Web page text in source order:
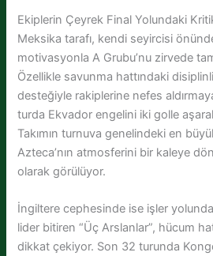
Ekiplerin Çeyrek Final Yolundaki
Meksika tarafı, kendi seyircisi
motivasyonla A Grubu’nu zirvede
Özellikle savunma hattındaki
desteğiyle rakiplerine nefes
turda Ekvador engelini iki golle
Takımın turnuva genelindeki en
Azteca’nın atmosferini bir kaleye
olarak görülüyor.
İngiltere cephesinde ise işler
lider bitiren “Üç Arslanlar”, hücum
dikkat çekiyor. Son 32 turunda